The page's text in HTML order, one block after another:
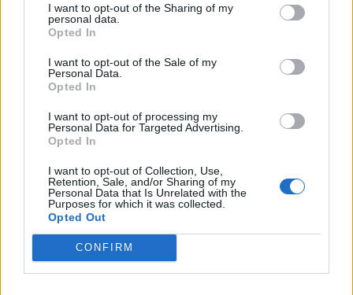
I want to opt-out of the Sharing of my
personal data.
Opted In
I want to opt-out of the Sale of my
Personal Data.
Opted In
I want to opt-out of processing my
Personal Data for Targeted Advertising.
Opted In
I want to opt-out of Collection, Use,
Retention, Sale, and/or Sharing of my
Personal Data that Is Unrelated with the
Purposes for which it was collected.
Opted Out
CONFIRM